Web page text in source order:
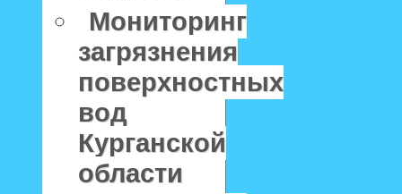
Мониторинг
загрязнения
поверхностных
вод
Курганской
области